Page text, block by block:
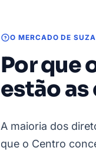
O MERCADO DE
Por que
estão as
A maioria dos
que o Centro